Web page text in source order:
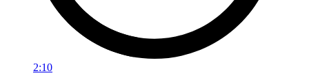
2:10